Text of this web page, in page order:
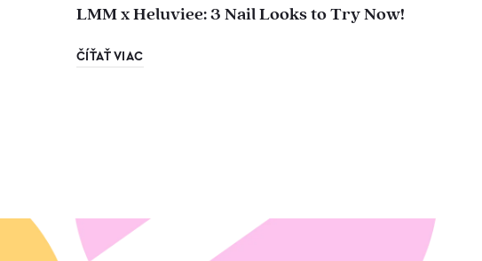
LMM x Heluviee: 3 Nail Looks to Try Now!
ČÍŤAŤ VIAC